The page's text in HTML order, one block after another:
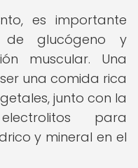
es importante
de glucógeno y
muscular. Una
una comida rica
junto con la
para
y mineral en el